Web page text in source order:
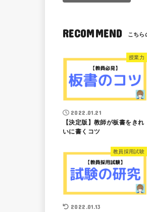
RECOMMEND
授業力
2022.01.21
【決定版】教師が板書をきれ
いに書くコツ
教員採用試験
2022.01.13